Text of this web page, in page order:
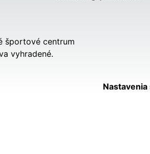
športové centrum
vyhradené.